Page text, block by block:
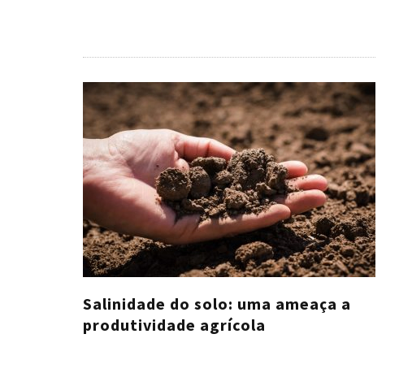
Salinidade do solo: uma ameaça a
produtividade agrícola